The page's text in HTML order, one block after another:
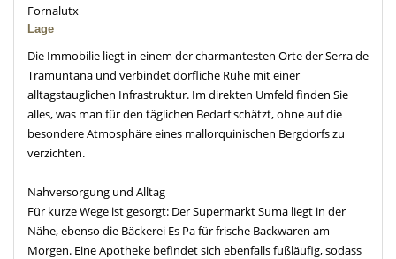
Fornalutx
Lage
Die Immobilie liegt in einem der charmantesten Orte der Serra de
Tramuntana und verbindet dörfliche Ruhe mit einer
alltagstauglichen Infrastruktur. Im direkten Umfeld finden Sie
alles, was man für den täglichen Bedarf schätzt, ohne auf die
besondere Atmosphäre eines mallorquinischen Bergdorfs zu
verzichten.
Nahversorgung und Alltag
Für kurze Wege ist gesorgt: Der Supermarkt Suma liegt in der
Nähe, ebenso die Bäckerei Es Pa für frische Backwaren am
Morgen. Eine Apotheke befindet sich ebenfalls fußläufig, sodass